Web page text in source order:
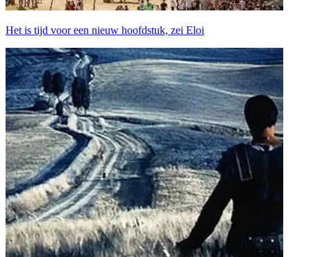
Het is tijd voor een nieuw hoofdstuk, zei Eloi